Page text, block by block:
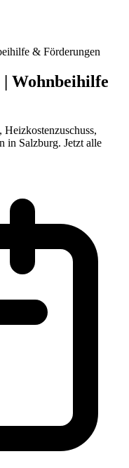
& Förderungen
| Wohnbeihilfe
in Salzburg. Jetzt alle